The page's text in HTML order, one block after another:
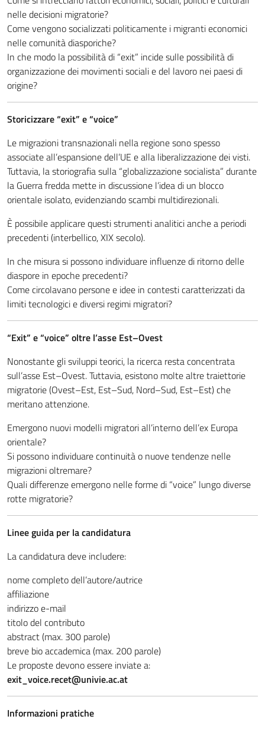
nelle decisioni migratorie?
Come vengono socializzati politicamente i migranti economici
nelle comunità diasporiche?
In che modo la possibilità di “exit” incide sulle possibilità di
organizzazione dei movimenti sociali e del lavoro nei paesi di
origine?
Storicizzare “exit” e “voice”
Le migrazioni transnazionali nella regione sono spesso
associate all’espansione dell’UE e alla liberalizzazione dei visti.
Tuttavia, la storiografia sulla “globalizzazione socialista” durante
la Guerra fredda mette in discussione l’idea di un blocco
orientale isolato, evidenziando scambi multidirezionali.
È possibile applicare questi strumenti analitici anche a periodi
precedenti (interbellico, XIX secolo).
In che misura si possono individuare influenze di ritorno delle
diaspore in epoche precedenti?
Come circolavano persone e idee in contesti caratterizzati da
limiti tecnologici e diversi regimi migratori?
“Exit” e “voice” oltre l’asse Est–Ovest
Nonostante gli sviluppi teorici, la ricerca resta concentrata
sull’asse Est–Ovest. Tuttavia, esistono molte altre traiettorie
migratorie (Ovest–Est, Est–Sud, Nord–Sud, Est–Est) che
meritano attenzione.
Emergono nuovi modelli migratori all’interno dell’ex Europa
orientale?
Si possono individuare continuità o nuove tendenze nelle
migrazioni oltremare?
Quali differenze emergono nelle forme di “voice” lungo diverse
rotte migratorie?
Linee guida per la candidatura
La candidatura deve includere:
nome completo dell’autore/autrice
affiliazione
indirizzo e-mail
titolo del contributo
abstract (max. 300 parole)
breve bio accademica (max. 200 parole)
Le proposte devono essere inviate a:
exit_voice.recet@univie.ac.at
Informazioni pratiche